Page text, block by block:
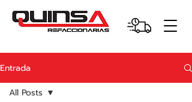
Entrada
All Posts